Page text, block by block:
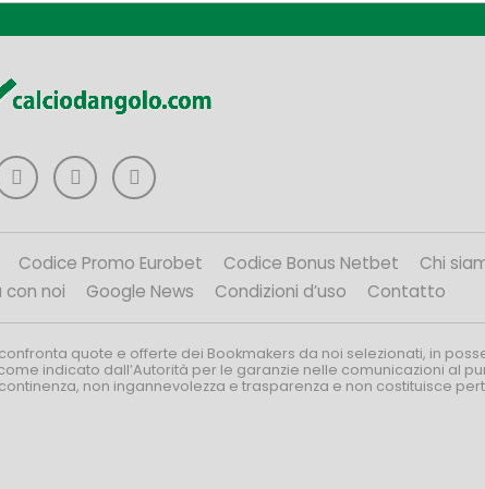
Codice Promo Eurobet Codice Bonus Netbet Chi
con noi Google News Condizioni d’uso Contatto
quote e offerte dei Bookmakers da noi selezionati, in
indicato dall’Autorità per le garanzie nelle comunicazioni al
non ingannevolezza e trasparenza e non costituisce